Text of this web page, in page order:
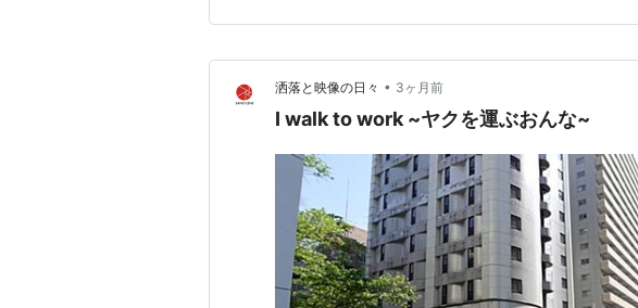
洒落と映像の日々 • 3ヶ月前
I walk to work ~ヤクを運ぶおんな~